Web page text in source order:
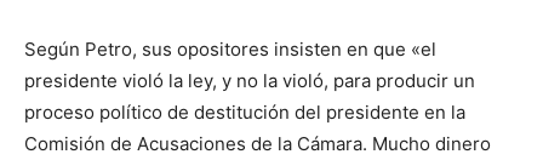
Según Petro, sus opositores insisten en que «el
presidente violó la ley, y no la violó, para producir un
proceso político de destitución del presidente en la
Comisión de Acusaciones de la Cámara. Mucho dinero